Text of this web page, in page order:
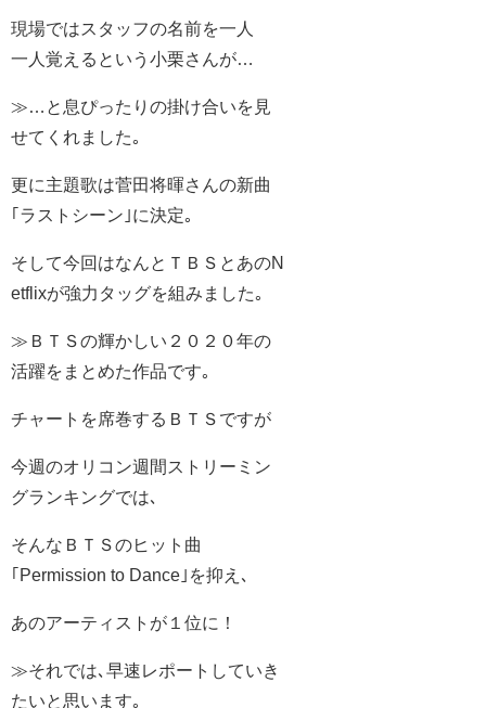
現場ではスタッフの名前を一人
一人覚えるという小栗さんが…
≫…と息ぴったりの掛け合いを見
せてくれました｡
更に主題歌は菅田将暉さんの新曲
｢ラストシーン｣に決定｡
そして今回はなんとＴＢＳとあのN
etflixが強力タッグを組みました｡
≫ＢＴＳの輝かしい２０２０年の
活躍をまとめた作品です｡
チャートを席巻するＢＴＳですが
今週のオリコン週間ストリーミン
グランキングでは､
そんなＢＴＳのヒット曲
｢Permission to Dance｣を抑え､
あのアーティストが１位に！
≫それでは､早速レポートしていき
たいと思います｡